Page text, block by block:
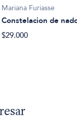
Mariana Furiasse
Constelacion de
$29.000